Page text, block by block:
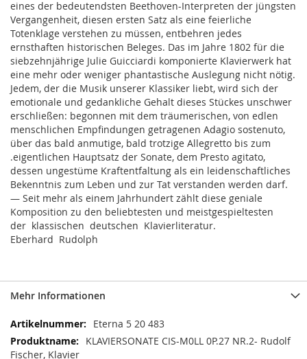
eines der bedeutendsten Beethoven-Interpreten der jüngsten
Vergangenheit, diesen ersten Satz als eine feierliche
Totenklage verstehen zu müssen, entbehren jedes
ernsthaften historischen Beleges. Das im Jahre 1802 für die
siebzehnjährige Julie Guicciardi komponierte Klavierwerk hat
eine mehr oder weniger phantastische Auslegung nicht nötig.
Jedem, der die Musik unserer Klassiker liebt, wird sich der
emotionale und gedankliche Gehalt dieses Stückes unschwer
erschließen: begonnen mit dem träumerischen, von edlen
menschlichen Empfindungen getragenen Adagio sostenuto,
über das bald anmutige, bald trotzige Allegretto bis zum
.eigentlichen Hauptsatz der Sonate, dem Presto agitato,
dessen ungestüme Kraftentfaltung als ein leidenschaftliches
Bekenntnis zum Leben und zur Tat verstanden werden darf.
— Seit mehr als einem Jahrhundert zählt diese geniale
Komposition zu den beliebtesten und meistgespieltesten
der klassischen deutschen Klavierliteratur.
Eberhard Rudolph
Mehr Informationen
Mehr
Informationen
Eterna 5 20 483
KLAVIERSONATE CIS-M0LL 0P.27 NR.2- Rudolf
Fischer, Klavier